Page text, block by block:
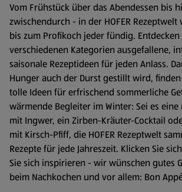
Vom Frühstück über das Abendessen bis
zwischendurch - in der HOFER
bis zum Profikoch jeder fündig. Entdecken
verschiedenen Kategorien ausgefallene,
saisonale Rezeptideen für jeden Anlass.
Hunger auch der Durst gestillt wird,
tolle Ideen für erfrischend sommerliche
wärmende Begleiter im Winter: Sei es
mit Ingwer, ein Zirben-Kräuter-Cocktail
mit Kirsch-Pfiff, die HOFER Rezeptwelt
Rezepte für jede Jahreszeit. Klicken Sie
Sie sich inspirieren - wir wünschen gutes
beim Nachkochen und vor allem: Bon